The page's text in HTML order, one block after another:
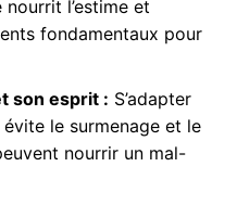
l’estime et
fondamentaux pour
son esprit : S’adapter
le surmenage et le
nourrir un mal-